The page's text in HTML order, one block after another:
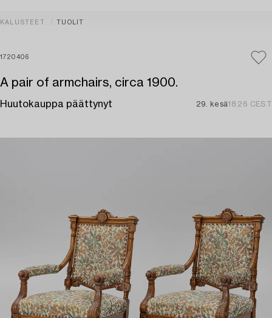
KALUSTEET TUOLIT
1720406
A pair of armchairs, circa 1900.
Huutokauppa päättynyt 29. kesä18:26 CEST